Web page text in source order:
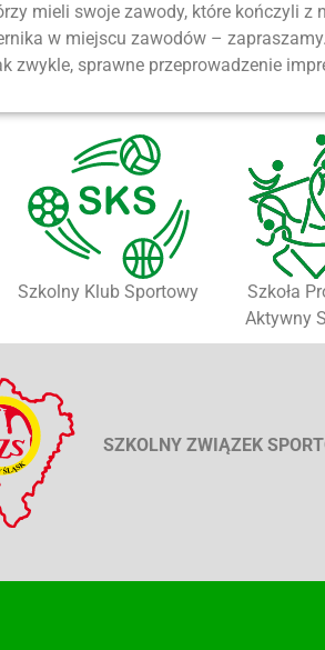
mieli swoje zawody, które kończyli z
w miejscu zawodów – zapraszamy.
zwykle, sprawne przeprowadzenie
Szkolny Klub Sportowy
Szkoła
Aktywny
SZKOLNY ZWIĄZEK